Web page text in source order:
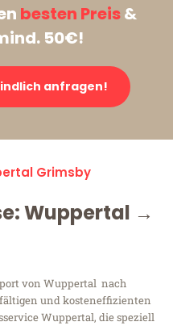
besten Preis&
50€!
anfragen!
Grimsby
Wuppertal →
von Wuppertal nach
und kosteneffizienten
Wuppertal, die speziell